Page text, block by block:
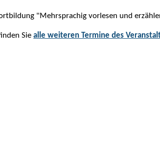
"Mehrsprachig vorlesen und
Siealle weiteren Termine des